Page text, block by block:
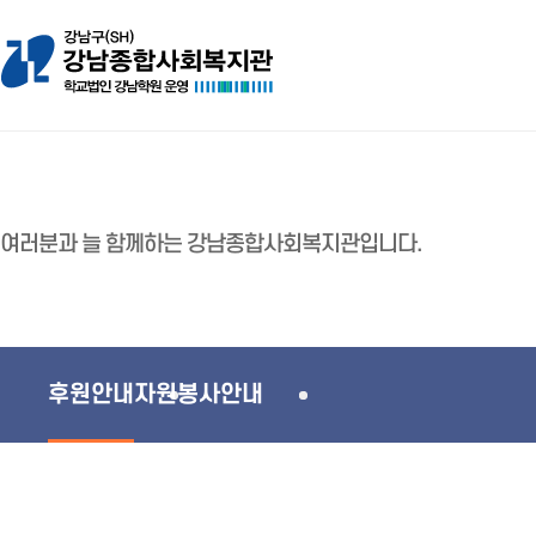
여러분과 늘 함께하는 강남종합사회복지관입니다.
후원안내 자원봉사안내